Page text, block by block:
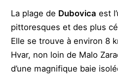
La plage de Dubovica est
pittoresques et des plus
Elle se trouve à environ 8
Hvar, non loin de Malo
d’une magnifique baie